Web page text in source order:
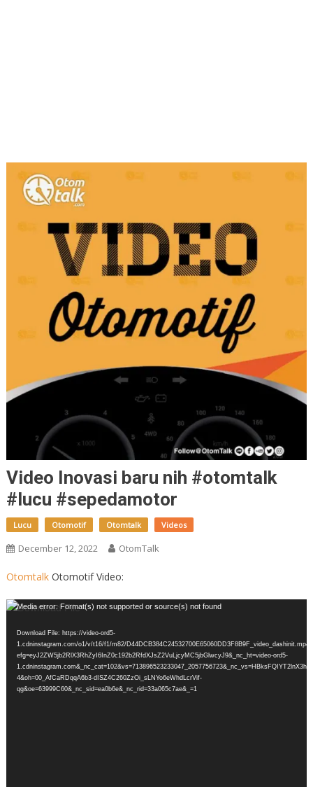
Video Inovasi baru nih #otomtalk
#lucu #sepedamotor
Lucu Otomotif Otomtalk Videos
December 12, 2022 OtomTalk
OtomtalkOtomotif Video:
Video
Media error: Format(s) not supported or source(s) not found
Download File: https://video-ord5-
1.cdninstagram.com/o1/v/t16/f1/m82/D44DCB384C24532700E65060DD3F8B9F_video_dashinit.mp4?
efg=eyJ2ZW5jb2RlX3RhZyI6InZ0c192b2RfdXJsZ2VuLjcyMC5jbGlwcyJ9&_nc_ht=video-ord5-
4&oh=00_AfCaRDqqA6b3-dISZ4C260ZzOi_sLNYo6eWhdLcrVif-
qg&oe=63999C60&_nc_sid=ea0b6e&_nc_rid=33a065c7ae&_=1